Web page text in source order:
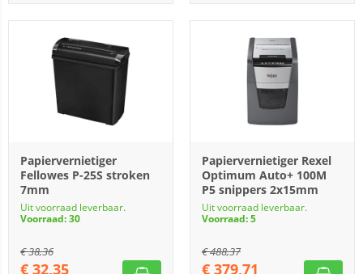
Papiervernietiger
Fellowes P-25S stroken
7mm
Uit voorraad leverbaar.
Voorraad: 30
€38,36
€ 32,35
Papiervernietiger Rexel
Optimum Auto+ 100M
P5 snippers 2x15mm
Uit voorraad leverbaar.
Voorraad: 5
€488,37
€ 379,71